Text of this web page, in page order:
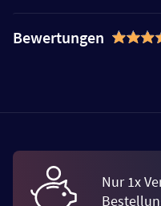
Bewertungen
Nur 1x